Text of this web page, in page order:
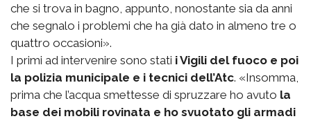
che si trova in bagno, appunto, nonostante sia da anni
che segnalo i problemi che ha già dato in almeno tre o
quattro occasioni».
I primi ad intervenire sono stati i Vigili del fuoco e poi
la polizia municipale e i tecnici dell’Atc. «Insomma,
prima che l’acqua smettesse di spruzzare ho avuto la
base dei mobili rovinata e ho svuotato gli armadi